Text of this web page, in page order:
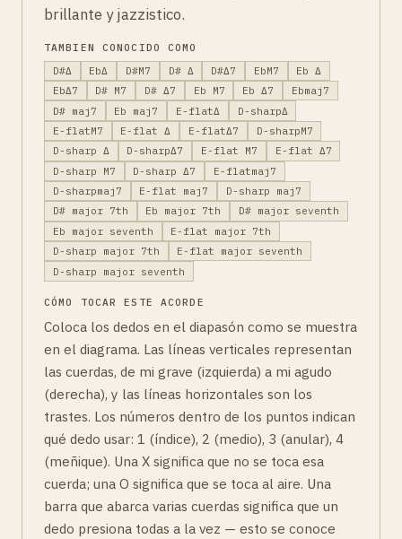
brillante y jazzistico.
TAMBIEN CONOCIDO COMO
D#Δ
EbΔ D#M7 D# Δ D#Δ7 EbM7
Eb Δ
EbΔ7
D# M7 D# Δ7 Eb M7 Eb Δ7
Ebmaj7
D# maj7
Eb maj7 E-flatΔ
D-sharpΔ
E-flatM7
E-flat Δ E-flatΔ7
D-sharpM7
D-sharp Δ
D-sharpΔ7 E-flat M7
E-flat Δ7
D-sharp M7
D-sharp Δ7
E-flatmaj7
D-sharpmaj7
E-flat maj7
D-sharp maj7
D# major 7th
Eb major 7th
D# major seventh
Eb major seventh
E-flat major 7th
D-sharp major 7th
E-flat major seventh
D-sharp major seventh
CÓMO TOCAR ESTE ACORDE
Coloca los dedos en el diapasón como se muestra
en el diagrama. Las líneas verticales representan
las cuerdas, de mi grave (izquierda) a mi agudo
(derecha), y las líneas horizontales son los
trastes. Los números dentro de los puntos indican
qué dedo usar: 1 (índice), 2 (medio), 3 (anular), 4
(meñique). Una X significa que no se toca esa
cuerda; una O significa que se toca al aire. Una
barra que abarca varias cuerdas significa que un
dedo presiona todas a la vez — esto se conoce